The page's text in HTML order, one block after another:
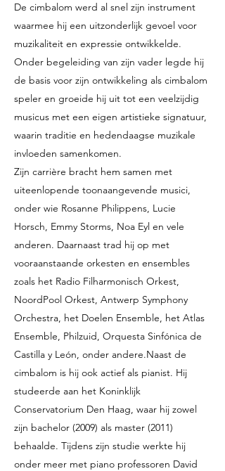
De cimbalom werd al snel zijn instrument
waarmee hij een uitzonderlijk gevoel voor
muzikaliteit en expressie ontwikkelde.
Onder begeleiding van zijn vader legde hij
de basis voor zijn ontwikkeling als cimbalom
speler en groeide hij uit tot een veelzijdig
musicus met een eigen artistieke signatuur,
waarin traditie en hedendaagse muzikale
invloeden samenkomen.
Zijn carrière bracht hem samen met
uiteenlopende toonaangevende musici,
onder wie Rosanne Philippens, Lucie
Horsch, Emmy Storms, Noa Eyl en vele
anderen. Daarnaast trad hij op met
vooraanstaande orkesten en ensembles
zoals het Radio Filharmonisch Orkest,
NoordPool Orkest, Antwerp Symphony
Orchestra, het Doelen Ensemble, het Atlas
Ensemble, Philzuid, Orquesta Sinfónica de
Castilla y León, onder andere.Naast de
cimbalom is hij ook actief als pianist. Hij
studeerde aan het Koninklijk
Conservatorium Den Haag, waar hij zowel
zijn bachelor (2009) als master (2011)
behaalde. Tijdens zijn studie werkte hij
onder meer met piano professoren David